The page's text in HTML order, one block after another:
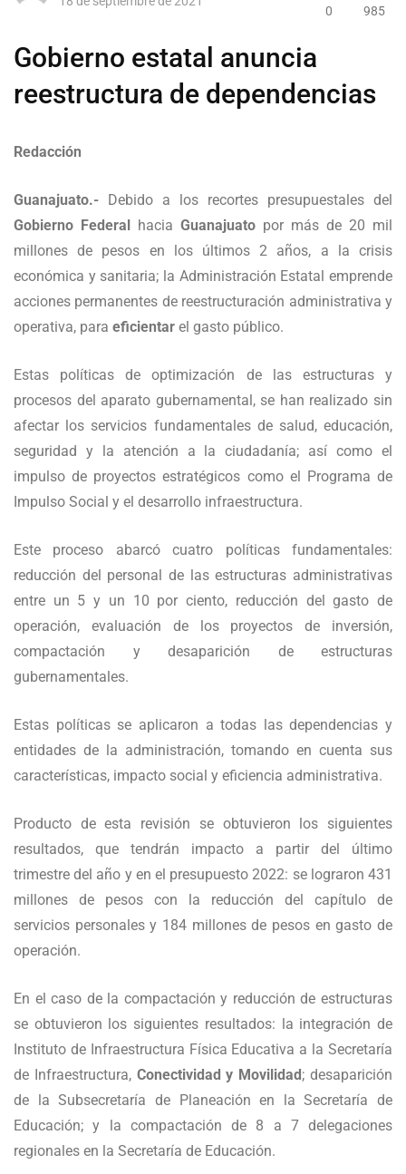
0 985
Gobierno estatal anuncia
reestructura de dependencias
Redacción
Guanajuato.- Debido a los recortes presupuestales del
Gobierno Federal hacia Guanajuato por más de 20 mil
millones de pesos en los últimos 2 años, a la crisis
económica y sanitaria; la Administración Estatal emprende
acciones permanentes de reestructuración administrativa y
operativa, para eficientar el gasto público.
Estas políticas de optimización de las estructuras y
procesos del aparato gubernamental, se han realizado sin
afectar los servicios fundamentales de salud, educación,
seguridad y la atención a la ciudadanía; así como el
impulso de proyectos estratégicos como el Programa de
Impulso Social y el desarrollo infraestructura.
Este proceso abarcó cuatro políticas fundamentales:
reducción del personal de las estructuras administrativas
entre un 5 y un 10 por ciento, reducción del gasto de
operación, evaluación de los proyectos de inversión,
compactación y desaparición de estructuras
gubernamentales.
Estas políticas se aplicaron a todas las dependencias y
entidades de la administración, tomando en cuenta sus
características, impacto social y eficiencia administrativa.
Producto de esta revisión se obtuvieron los siguientes
resultados, que tendrán impacto a partir del último
trimestre del año y en el presupuesto 2022: se lograron 431
millones de pesos con la reducción del capítulo de
servicios personales y 184 millones de pesos en gasto de
operación.
En el caso de la compactación y reducción de estructuras
se obtuvieron los siguientes resultados: la integración de
Instituto de Infraestructura Física Educativa a la Secretaría
de Infraestructura, Conectividad y Movilidad; desaparición
de la Subsecretaría de Planeación en la Secretaría de
Educación; y la compactación de 8 a 7 delegaciones
regionales en la Secretaría de Educación.